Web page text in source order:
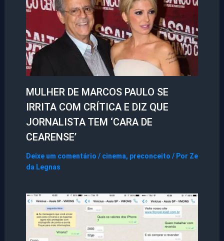
MULHER DE MARCOS PAULO SE
IRRITA COM CRÍTICA E DIZ QUE
JORNALISTA TEM ‘CARA DE
CEARENSE’
Deixe um comentário / cinema, preconceito / Por Ze
da Legnas